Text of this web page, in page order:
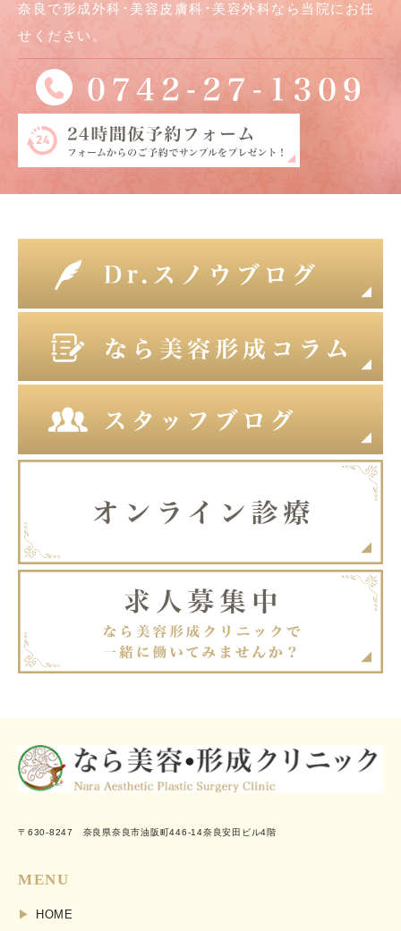
奈良で形成外科･美容皮膚科･美容外科なら当院にお任
せください。
〒630-8247 奈良県奈良市油阪町446-14奈良安田ビル4階
MENU
HOME